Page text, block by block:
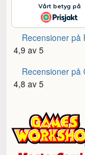
Recensioner på
4,9 av 5
Recensioner på
4,8 av 5